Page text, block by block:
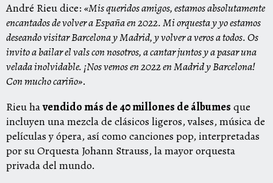
André Rieu dice: «Mis queridos amigos, estamos absolutamente
encantados de volver a España en 2022. Mi orquesta y yo estamos
deseando visitar Barcelona y Madrid, y volver a veros a todos. Os
invito a bailar el vals con nosotros, a cantar juntos y a pasar una
velada inolvidable. ¡Nos vemos en 2022 en Madrid y Barcelona!
Con mucho cariño».
Rieu havendido más de 40 millones de álbumes que
incluyen una mezcla de clásicos ligeros, valses, música de
películas y ópera, así como canciones pop, interpretadas
por su Orquesta Johann Strauss, la mayor orquesta
privada del mundo.